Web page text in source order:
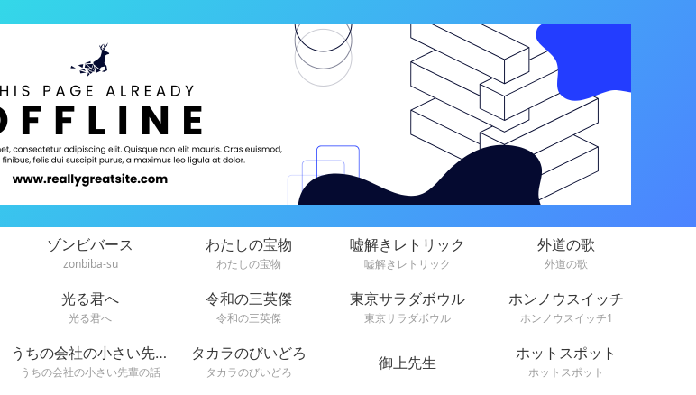
ゾンビバース
zonbiba-su
わたしの宝物
わたしの宝物
嘘解きレトリック
嘘解きレトリック
外道の歌
外道の歌
光る君へ
光る君へ
令和の三英傑
令和の三英傑
東京サラダボウル
東京サラダボウル
ホンノウスイッチ
ホンノウスイッチ1
うちの会社の小さい先輩の話
うちの会社の小さい先輩の話
タカラのびいどろ
タカラのびいどろ
御上先生
ホットスポット
ホットスポット